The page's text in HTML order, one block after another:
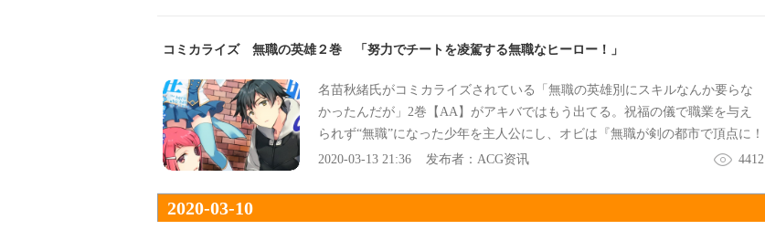
コミカライズ 無職の英雄２巻 「努力でチートを凌駕する無職なヒーロー！」
名苗秋緒氏がコミカライズされている「無職の英雄別にスキルなんか要らな
かったんだが」2巻【AA】がアキバではもう出てる。祝福の儀で職業を与え
られず“無職”になった少年を主人公にし、オビは『無職が剣の都市で頂点に！
努力でチートを凌駕する無職なヒーロー！』だった。
2020-03-13 21:36 发布者： ACG资讯 4412
2020-03-10